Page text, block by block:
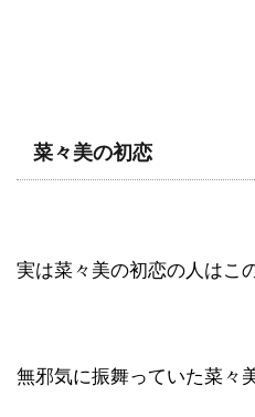
菜々美の初恋
実は菜々美の初恋の人はこ
無邪気に振舞っていた菜々